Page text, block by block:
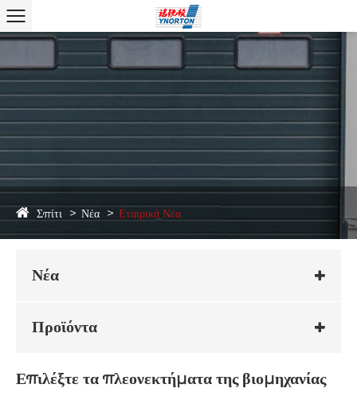
Σπίτι Νέα Εταιρικά Νέα
Νέα
Προϊόντα
Επιλέξτε τα πλεονεκτήματα της βιομηχανίας